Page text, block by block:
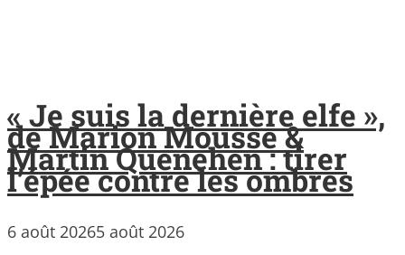
« Je suis la dernière elfe »,
de Marion Mousse &
Martin Quenehen : tirer
l’épée contre les ombres
6 août 20265 août 2026